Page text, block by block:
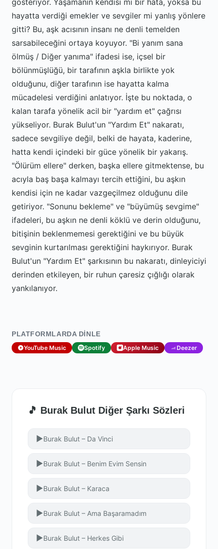
gösteriyor. Yaşamanın kendisi mi bir hata, yoksa bu
hayatta verdiği emekler ve sevgiler mi yanlış yönlere
gitti? Bu, aşk acısının insanı ne denli temelden
sarsabileceğini ortaya koyuyor. "Bi yanım sana
ölmüş / Diğer yanıma" ifadesi ise, içsel bir
bölünmüşlüğü, bir tarafının aşkla birlikte yok
olduğunu, diğer tarafının ise hayatta kalma
mücadelesi verdiğini anlatıyor. İşte bu noktada, o
kalan tarafa yönelik acil bir "yardım et" çağrısı
yükseliyor. Burak Bulut'un "Yardım Et" nakaratı,
sadece sevgiliye değil, belki de hayata, kaderine,
hatta kendi içindeki bir güce yönelik bir yakarış.
"Ölürüm ellere" derken, başka ellere gitmektense, bu
acıyla baş başa kalmayı tercih ettiğini, bu aşkın
kendisi için ne kadar vazgeçilmez olduğunu dile
getiriyor. "Sonunu bekleme" ve "büyümüş sevgime"
ifadeleri, bu aşkın ne denli köklü ve derin olduğunu,
bitişinin beklenmemesi gerektiğini ve bu büyük
sevginin kurtarılması gerektiğini haykırıyor. Burak
Bulut'un "Yardım Et" şarkısının bu nakaratı, dinleyiciyi
derinden etkileyen, bir ruhun çaresiz çığlığı olarak
yankılanıyor.
PLATFORMLARDA DINLE
YouTube Music Spotify Apple Music Deezer
🎵 Burak Bulut Diğer Şarkı Sözleri
▶Burak Bulut – Da Vinci
▶Burak Bulut – Benim Evim Sensin
▶Burak Bulut – Karaca
▶Burak Bulut – Ama Başaramadım
▶Burak Bulut – Herkes Gibi